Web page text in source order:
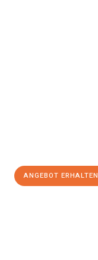
ANGEBOT ERHALTEN